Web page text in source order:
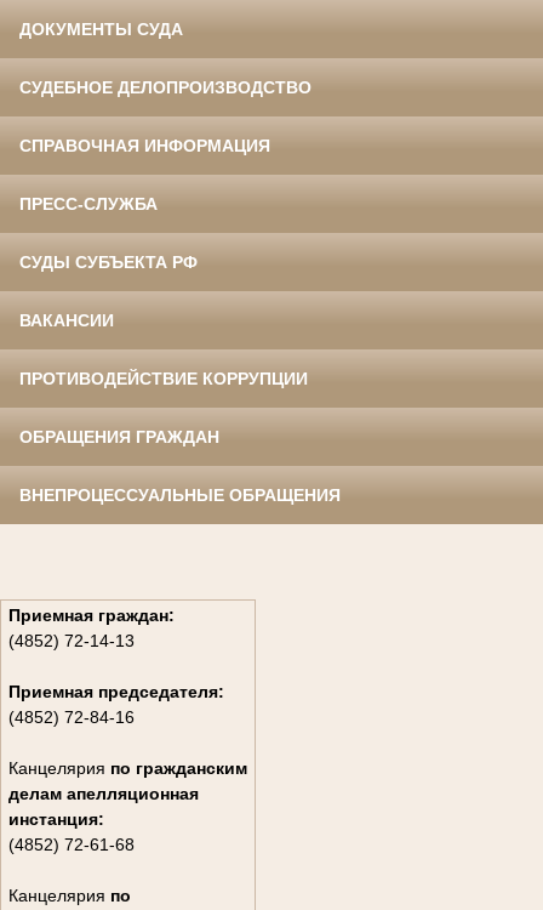
ДОКУМЕНТЫ СУДА
СУДЕБНОЕ ДЕЛОПРОИЗВОДСТВО
СПРАВОЧНАЯ ИНФОРМАЦИЯ
ПРЕСС-СЛУЖБА
СУДЫ СУБЪЕКТА РФ
ВАКАНСИИ
ПРОТИВОДЕЙСТВИЕ КОРРУПЦИИ
ОБРАЩЕНИЯ ГРАЖДАН
ВНЕПРОЦЕССУАЛЬНЫЕ ОБРАЩЕНИЯ
Приемная граждан:
(4852) 72-14-13
Приемная председателя:
(4852) 72-84-16
Канцелярия по гражданским
делам апелляционная
инстанция:
(4852) 72-61-68
Канцелярия по